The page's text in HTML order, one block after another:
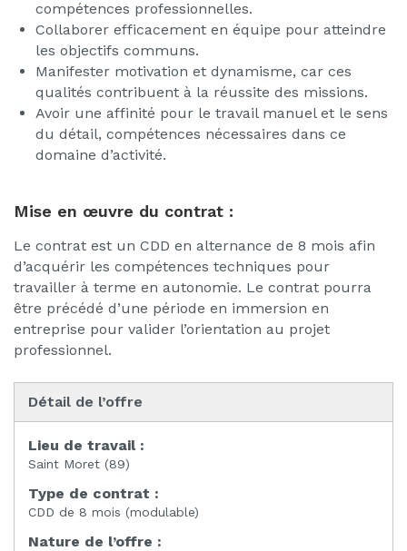
compétences professionnelles.
Collaborer efficacement en équipe pour atteindre
les objectifs communs.
Manifester motivation et dynamisme, car ces
qualités contribuent à la réussite des missions.
Avoir une affinité pour le travail manuel et le sens
du détail, compétences nécessaires dans ce
domaine d’activité.
Mise en œuvre du contrat :
Le contrat est un CDD en alternance de 8 mois afin
d’acquérir les compétences techniques pour
travailler à terme en autonomie. Le contrat pourra
être précédé d’une période en immersion en
entreprise pour valider l’orientation au projet
professionnel.
Détail de l’offre
Lieu de travail :
Saint Moret (89)
Type de contrat :
CDD de 8 mois (modulable)
Nature de l’offre :